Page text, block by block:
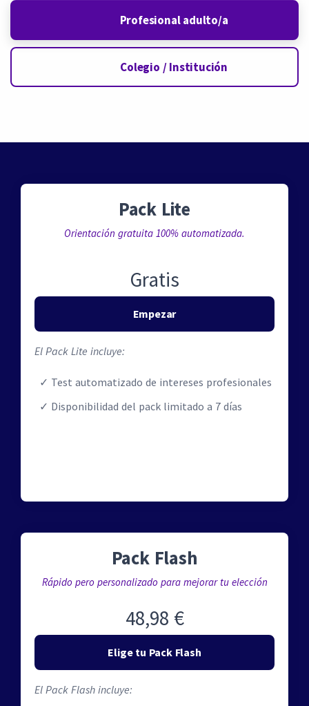
Profesional adulto/a
Colegio / Institución
Pack Lite
Orientación gratuita 100% automatizada.
Gratis
Empezar
El Pack Lite incluye:
Test automatizado de intereses profesionales
Disponibilidad del pack limitado a 7 días
Pack Flash
Rápido pero personalizado para mejorar tu elección
48,98 €
Elige tu Pack Flash
El Pack Flash incluye: